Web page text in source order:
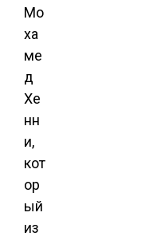
Мо
ха
ме
д
Хе
нн
и,
кот
ор
ый
из